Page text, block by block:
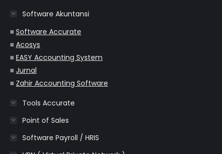
new
window
new
window
new
window
new
window
new
window
Software Akuntansi
■ Software Accurate
■ Acosys
■ EASY Accounting System
■ Jurnal
■ Zahir Accounting Software
Tools Accurate
Point of Sales
Software Payroll / HRIS